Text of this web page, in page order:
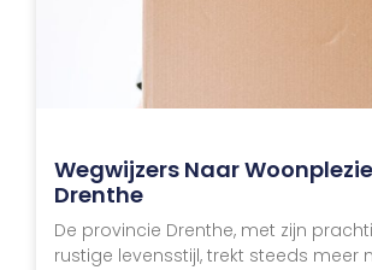
Wegwijzers Naar
Drenthe
De provincie Drenthe, met zijn
rustige levensstijl, trekt steeds meer